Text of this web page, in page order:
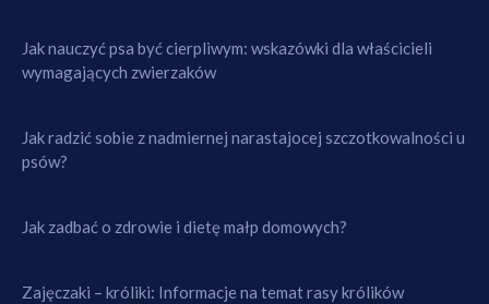
Jak nauczyć psa być cierpliwym: wskazówki dla właścicieli
wymagających zwierzaków
Jak radzić sobie z nadmiernej narastajocej szczotkowalności u
psów?
Jak zadbać o zdrowie i dietę małp domowych?
Zajęczaki – króliki: Informacje na temat rasy królików